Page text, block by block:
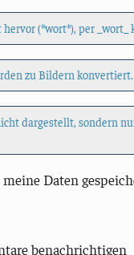
(*wort*), per
zu Bildern konvertiert.
dargestellt, sondern
Daten
benachrichtigen